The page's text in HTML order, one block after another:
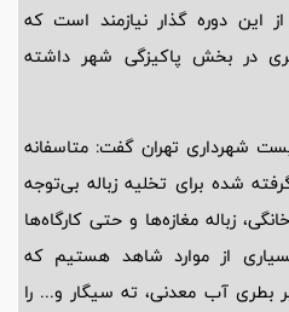
این دوره گذار نیازمند است که
در بخش پاکیزگی شهر داشته
شهرداری تهران گفت: متاسفانه
شده برای تخلیه زباله بی‌توجه
زباله مغازه‌ها و حتی کارگاه‌ها
از موارد شاهد هستیم که
بطری آب معدنی، ته سیگار و... را